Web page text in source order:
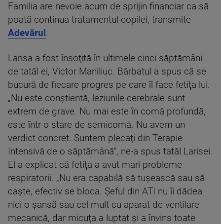
Familia are nevoie acum de sprijin financiar ca să
poată continua tratamentul copilei, transmite
Adevărul .
Larisa a fost însoţită în ultimele cinci săptămâni
de tatăl ei, Victor Maniliuc. Bărbatul a spus că se
bucură de fiecare progres pe care îl face fetiţa lui.
„Nu este conştientă, leziunile cerebrale sunt
extrem de grave. Nu mai este în comă profundă,
este într-o stare de semicomă. Nu avem un
verdict concret. Suntem plecaţi din Terapie
Intensivă de o săptămână”, ne-a spus tatăl Larisei.
El a explicat că fetiţa a avut mari probleme
respiratorii. „Nu era capabilă să tuşească sau să
caşte, efectiv se bloca. Şeful din ATI nu îi dădea
nici o şansă sau cel mult cu aparat de ventilare
mecanică, dar micuţa a luptat şi a învins toate